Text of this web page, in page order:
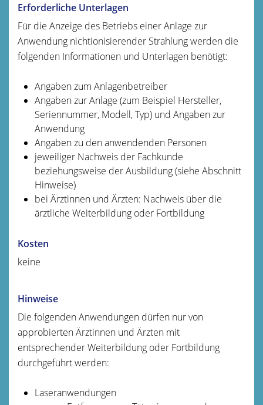
Erforderliche Unterlagen
Für die Anzeige des Betriebs einer Anlage zur
Anwendung nichtionisierender Strahlung werden die
folgenden Informationen und Unterlagen benötigt:
Angaben zum Anlagenbetreiber
Angaben zur Anlage (zum Beispiel Hersteller,
Seriennummer, Modell, Typ) und Angaben zur
Anwendung
Angaben zu den anwendenden Personen
jeweiliger Nachweis der Fachkunde
beziehungsweise der Ausbildung (siehe Abschnitt
Hinweise)
bei Ärztinnen und Ärzten: Nachweis über die
ärztliche Weiterbildung oder Fortbildung
Kosten
keine
Hinweise
Die folgenden Anwendungen dürfen nur von
approbierten Ärztinnen und Ärzten mit
entsprechender Weiterbildung oder Fortbildung
durchgeführt werden:
Laseranwendungen